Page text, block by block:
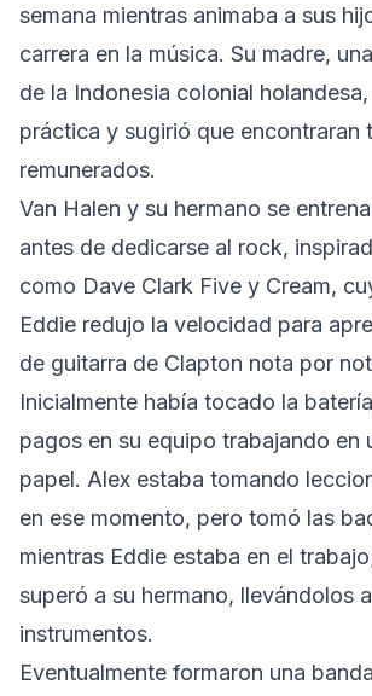
semana mientras animaba a sus
carrera en la música. Su madre,
de la Indonesia colonial
práctica y sugirió que encontraran
remunerados.
Van Halen y su hermano se
antes de dedicarse al rock,
como Dave Clark Five y Cream,
Eddie redujo la velocidad para
de guitarra de Clapton nota por
Inicialmente había tocado la
pagos en su equipo trabajando en
papel. Alex estaba tomando
en ese momento, pero tomó las
mientras Eddie estaba en el
superó a su hermano, llevándolos
instrumentos.
Eventualmente formaron una